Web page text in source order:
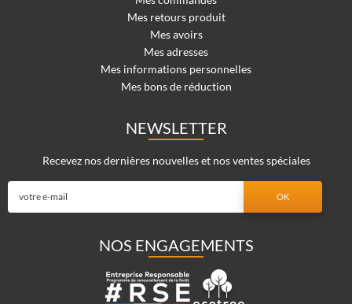
Mes retours produit
Mes avoirs
Mes adresses
Mes informations personnelles
Mes bons de réduction
NEWSLETTER
Recevez nos dernières nouvelles et nos ventes spéciales
NOS ENGAGEMENTS